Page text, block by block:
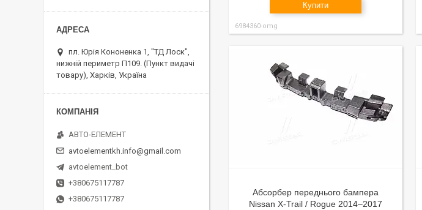
Купити
6984360-omg
Абсорбер переднього бампера
Nissan X-Trail / Rogue 2014–2017
пл. Юрія Кононенка 1, "ТД Лоск",
нижній периметр П109. (Пункт видачі
товару), Харків, Україна
АВТО-ЕЛЕМЕНТ
avtoelementkh.info@gmail.com
avtoelement_bot
+380675117787
+380675117787